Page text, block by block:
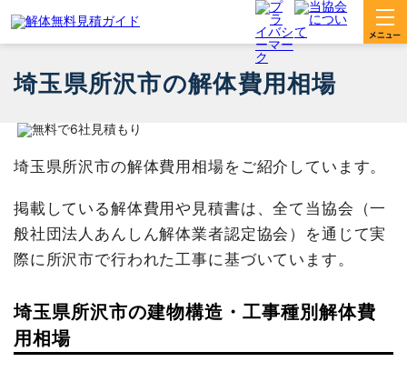
埼玉県所沢市の解体費用相場
埼玉県所沢市の解体費用相場をご紹介しています。
掲載している解体費用や見積書は、全て当協会（一
般社団法人あんしん解体業者認定協会）を通じて実
際に所沢市で行われた工事に基づいています。
埼玉県所沢市の建物構造・工事種別解体費
用相場